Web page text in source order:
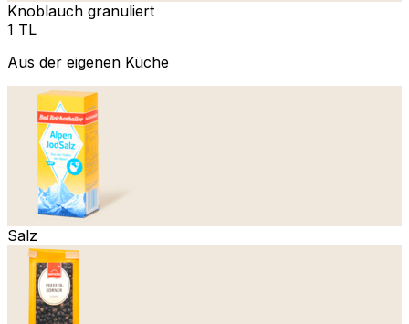
Knoblauch granuliert
1 TL
Aus der eigenen Küche
Salz